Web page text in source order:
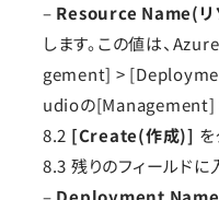
– Resource Name(リ
します。この値は、
gement] >
udioの[Management]
8.2 [Create(作成)] を
8.3 残りのフィールドに